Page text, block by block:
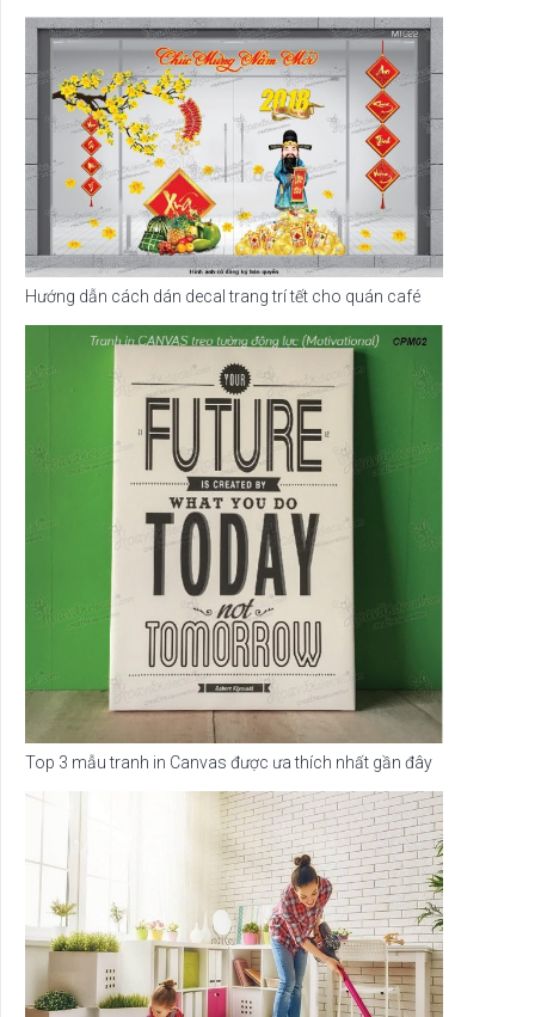
Hướng dẫn cách dán decal trang trí tết cho quán café
Top 3 mẫu tranh in Canvas được ưa thích nhất gần đây